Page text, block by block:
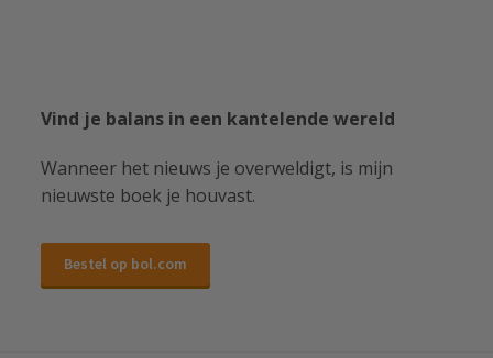
Vind je balans in een kantelende wereld
Wanneer het nieuws je overweldigt, is mijn
nieuwste boek je houvast.
Bestel op bol.com